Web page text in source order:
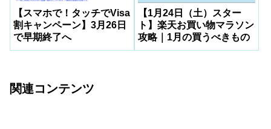
【スマホで！タッチでVisa
割キャンペーン】3月26日
で早期終了へ
【1月24日（土）スター
ト】楽天お買い物マラソン
攻略｜1月の買うべきもの
関連コンテンツ